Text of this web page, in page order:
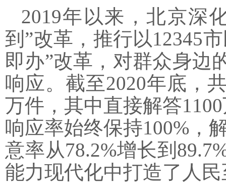
2019年以来，北京深
到”改革，推行以12345
即办”改革，对群众身边
响应。截至2020年底，
万件，其中直接解答
响应率始终保持100%，
意率从78.2%增长到
能力现代化中打造了人